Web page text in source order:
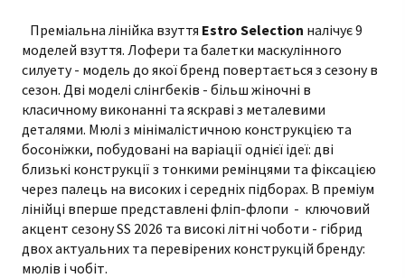
Преміальна лінійка взуття Estro Selection налічує 9
моделей взуття. Лофери та балетки маскулінного
силуету - модель до якої бренд повертається з сезону в
сезон. Дві моделі слінгбеків - більш жіночні в
класичному виконанні та яскраві з металевими
деталями. Мюлі з мінімалістичною конструкцією та
босоніжки, побудовані на варіації однієї ідеї: дві
близькі конструкції з тонкими ремінцями та фіксацією
через палець на високих і середніх підборах. В преміум
лінійці вперше представлені фліп-флопи - ключовий
акцент сезону SS 2026 та високі літні чоботи - гібрид
двох актуальних та перевірених конструкцій бренду:
мюлів і чобіт.